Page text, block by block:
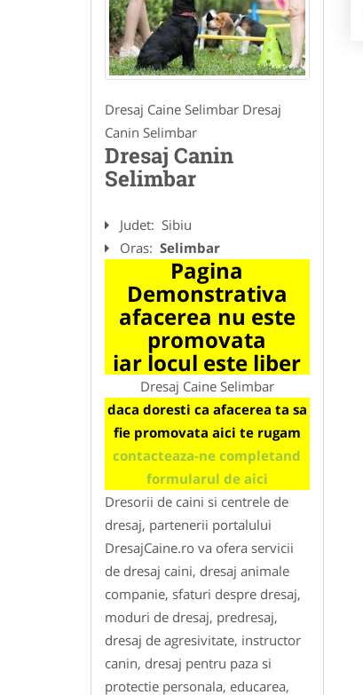
Dresaj Caine Selimbar Dresaj
Canin Selimbar
Dresaj Canin
Selimbar
Judet: Sibiu
Oras: Selimbar
Pagina
Demonstrativa
afacerea nu este
promovata
iar locul este liber
Dresaj Caine Selimbar
daca doresti ca afacerea ta sa
fie promovata aici te rugam
contacteaza-ne completand
formularul de aici
Dresorii de caini si centrele de
dresaj, partenerii portalului
DresajCaine.ro va ofera servicii
de dresaj caini, dresaj animale
companie, sfaturi despre dresaj,
moduri de dresaj, predresaj,
dresaj de agresivitate, instructor
canin, dresaj pentru paza si
protectie personala, educarea,